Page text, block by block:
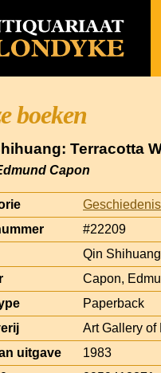
boeken
Terracotta
Capon
#22209
Qin
Capon,
Paperback
Art Gallery of
uitgave
1983